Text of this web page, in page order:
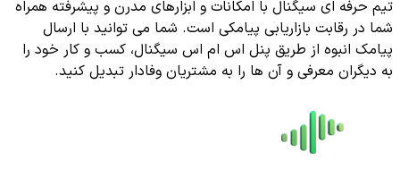
تیم حرفه ای سیگنال با امکانات و ابزارهای مدرن و پیشرفته همراه
شما در رقابت بازاریابی پیامکی است. شما می توانید با ارسال
پیامک انبوه از طریق پنل اس ام اس سیگنال، کسب و کار خود را
به دیگران معرفی و آن ها را به مشتریان وفادار تبدیل کنید.